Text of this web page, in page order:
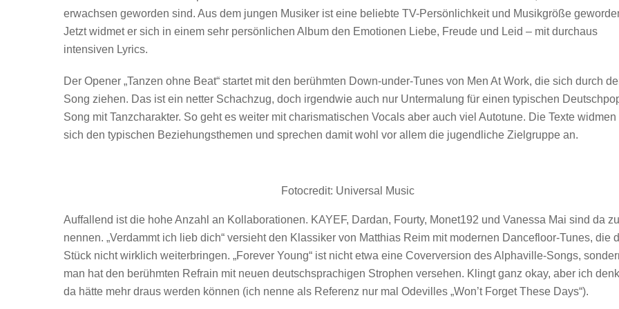
erwachsen geworden sind. Aus dem jungen Musiker ist eine beliebte TV-Persönlichkeit und Musikgröße
Jetzt widmet er sich in einem sehr persönlichen Album den Emotionen Liebe, Freude und Leid – mit durchaus
intensiven Lyrics.
Der Opener „Tanzen ohne Beat“ startet mit den berühmten Down-under-Tunes von Men At Work, die sich durch
Song ziehen. Das ist ein netter Schachzug, doch irgendwie auch nur Untermalung für einen typischen
Song mit Tanzcharakter. So geht es weiter mit charismatischen Vocals aber auch viel Autotune. Die Texte widmen
sich den typischen Beziehungsthemen und sprechen damit wohl vor allem die jugendliche Zielgruppe an.
Fotocredit: Universal Music
Auffallend ist die hohe Anzahl an Kollaborationen. KAYEF, Dardan, Fourty, Monet192 und Vanessa Mai sind da zu
nennen. „Verdammt ich lieb dich“ versieht den Klassiker von Matthias Reim mit modernen Dancefloor-Tunes, die
Stück nicht wirklich weiterbringen. „Forever Young“ ist nicht etwa eine Coverversion des Alphaville-Songs,
man hat den berühmten Refrain mit neuen deutschsprachigen Strophen versehen. Klingt ganz okay, aber ich
da hätte mehr draus werden können (ich nenne als Referenz nur mal Odevilles „Won’t Forget These Days“).